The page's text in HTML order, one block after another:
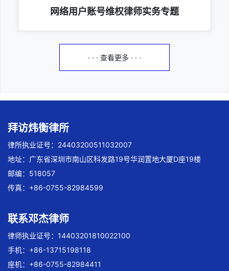
网络用户账号维权律师实务专题
· · · 查看更多 · · ·
拜访炜衡律所
律所执业证号：24403200511032007
地址：广东省深圳市南山区科发路19号华润置地大厦D座19楼
邮编：518057
传真：+86-0755-82984599
联系邓杰律师
律师执业证号：14403201810022100
手机：+86-13715198118
座机：+86-0755-82984411